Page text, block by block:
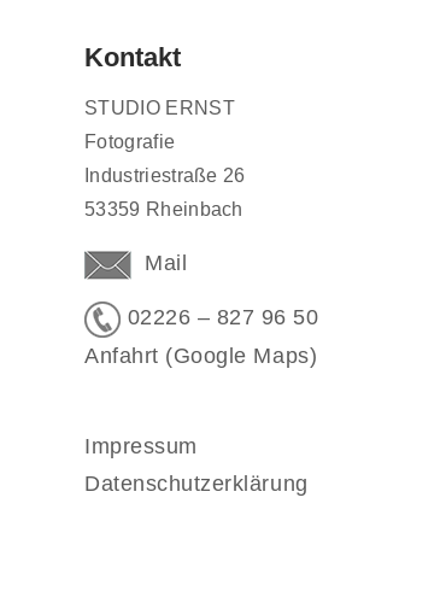
Kontakt
STUDIO ERNST
Fotografie
Industriestraße 26
53359 Rheinbach
Mail
02226 – 827 96 50
Anfahrt (Google Maps)
Impressum
Datenschutzerklärung